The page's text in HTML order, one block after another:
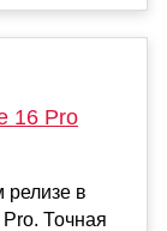
16 Pro
релизе в
Точная